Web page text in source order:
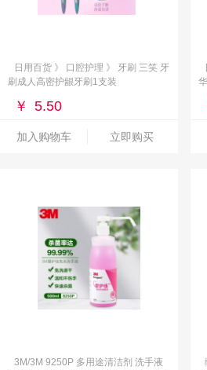
日用百货 》 口腔护理 》 牙刷 三笑 牙
刷成人高密护龈牙刷1支装
￥ 5.50
加入购物车 立即购买
3M/3M 9250P 多用途清洁剂 洗手液